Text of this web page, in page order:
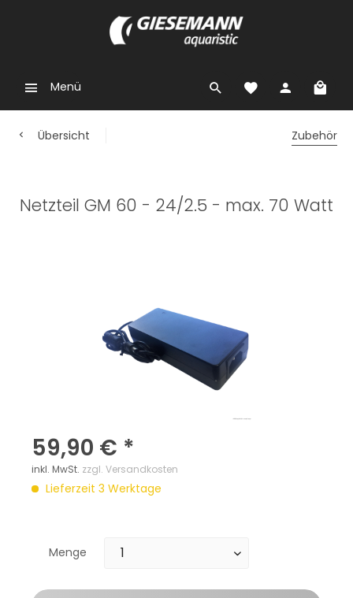
Menü
Übersicht Zubehör
Netzteil GM 60 - 24/2.5 - max. 70 Watt
59,90 € *
inkl. MwSt. zzgl. Versandkosten
Lieferzeit 3 Werktage
Menge